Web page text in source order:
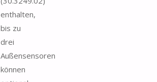
enthalten,
bis zu
drei
Außensensoren
können